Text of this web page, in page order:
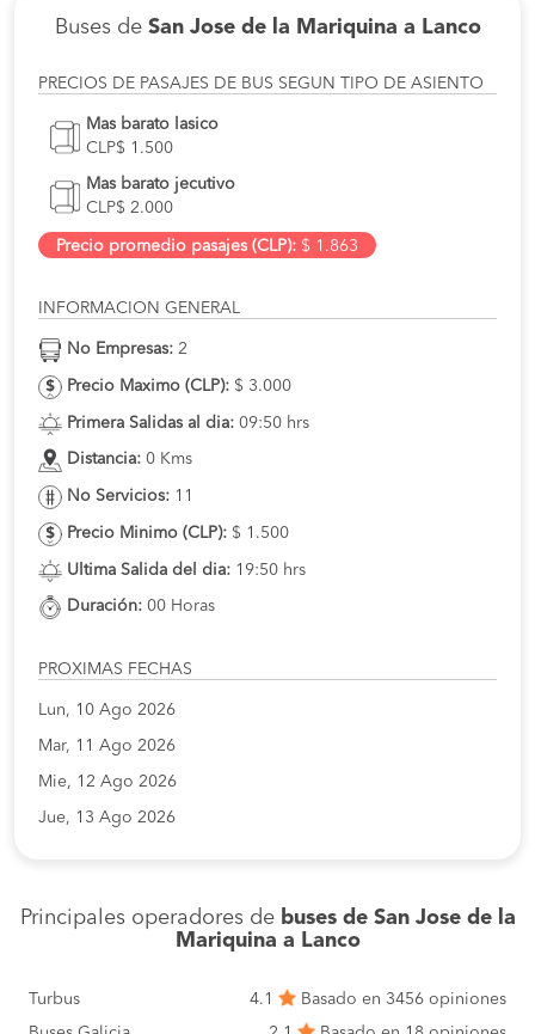
Buses de San Jose de la Mariquina a Lanco
PRECIOS DE PASAJES DE BUS SEGUN TIPO DE ASIENTO
Mas barato lasico
CLP$ 1.500
Mas barato jecutivo
CLP$ 2.000
Precio promedio pasajes (CLP): $ 1.863
INFORMACION GENERAL
No Empresas: 2
Precio Maximo (CLP): $ 3.000
Primera Salidas al dia: 09:50 hrs
Distancia: 0 Kms
No Servicios: 11
Precio Minimo (CLP): $ 1.500
Ultima Salida del dia: 19:50 hrs
Duración: 00 Horas
PROXIMAS FECHAS
Lun, 10 Ago 2026
Mar, 11 Ago 2026
Mie, 12 Ago 2026
Jue, 13 Ago 2026
Principales operadores de buses de San Jose de la
Mariquina a Lanco
Turbus 4.1
Basado en 3456 opiniones